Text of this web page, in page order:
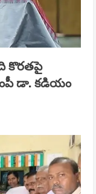
కొరతపై
డా. కడియం